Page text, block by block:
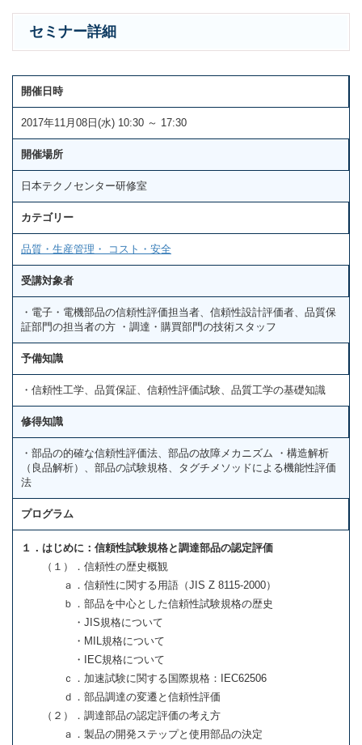
セミナー詳細
開催日時
2017年11月08日(水) 10:30 ～ 17:30
開催場所
日本テクノセンター研修室
カテゴリー
品質・生産管理・ コスト・安全
受講対象者
・電子・電機部品の信頼性評価担当者、信頼性設計評価者、品質保
証部門の担当者の方 ・調達・購買部門の技術スタッフ
予備知識
・信頼性工学、品質保証、信頼性評価試験、品質工学の基礎知識
修得知識
・部品の的確な信頼性評価法、部品の故障メカニズム ・構造解析
（良品解析）、部品の試験規格、タグチメソッドによる機能性評価
法
プログラム
１．はじめに：信頼性試験規格と調達部品の認定評価
（１）．信頼性の歴史概観
ａ．信頼性に関する用語（JIS Z 8115-2000）
ｂ．部品を中心とした信頼性試験規格の歴史
・JIS規格について
・MIL規格について
・IEC規格について
ｃ．加速試験に関する国際規格：IEC62506
ｄ．部品調達の変遷と信頼性評価
（２）．調達部品の認定評価の考え方
ａ．製品の開発ステップと使用部品の決定